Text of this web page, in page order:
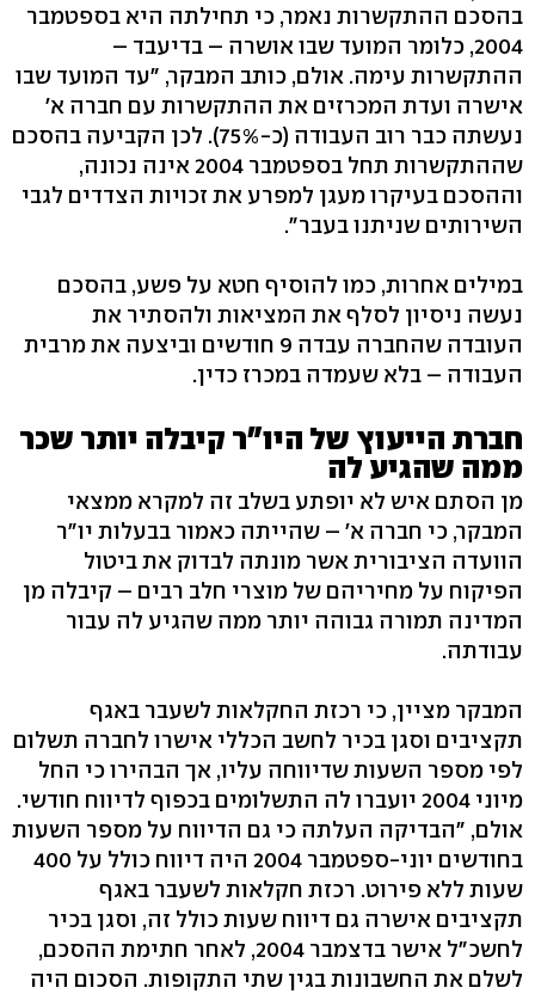
בהסכם ההתקשרות נאמר, כי תחילתה היא בספטמבר
2004, כלומר המועד שבו אושרה – בדיעבד –
ההתקשרות עימה. אולם, כותב המבקר, "עד המועד שבו
אישרה ועדת המכרזים את ההתקשרות עם חברה א'
נעשתה כבר רוב העבודה (כ-75%). לכן הקביעה בהסכם
שההתקשרות תחל בספטמבר 2004 אינה נכונה,
וההסכם בעיקרו מעגן למפרע את זכויות הצדדים לגבי
השירותים שניתנו בעבר".
במילים אחרות, כמו להוסיף חטא על פשע, בהסכם
נעשה ניסיון לסלף את המציאות ולהסתיר את
העובדה שהחברה עבדה 9 חודשים וביצעה את מרבית
העבודה – בלא שעמדה במכרז כדין.
חברת הייעוץ של היו"ר קיבלה יותר שכר
ממה שהגיע לה
מן הסתם איש לא יופתע בשלב זה למקרא ממצאי
המבקר, כי חברה א' – שהייתה כאמור בבעלות יו"ר
הוועדה הציבורית אשר מונתה לבדוק את ביטול
הפיקוח על מחיריהם של מוצרי חלב רבים – קיבלה מן
המדינה תמורה גבוהה יותר ממה שהגיע לה עבור
עבודתה.
המבקר מציין, כי רכזת החקלאות לשעבר באגף
תקציבים וסגן בכיר לחשב הכללי אישרו לחברה תשלום
לפי מספר השעות שדיווחה עליו, אך הבהירו כי החל
מיוני 2004 יועברו לה התשלומים בכפוף לדיווח חודשי.
אולם, "הבדיקה העלתה כי גם הדיווח על מספר השעות
בחודשים יוני-ספטמבר 2004 היה דיווח כולל על 400
שעות ללא פירוט. רכזת חקלאות לשעבר באגף
תקציבים אישרה גם דיווח שעות כולל זה, וסגן בכיר
לחשכ"ל אישר בדצמבר 2004, לאחר חתימת ההסכם,
לשלם את החשבונות בגין שתי התקופות. הסכום היה